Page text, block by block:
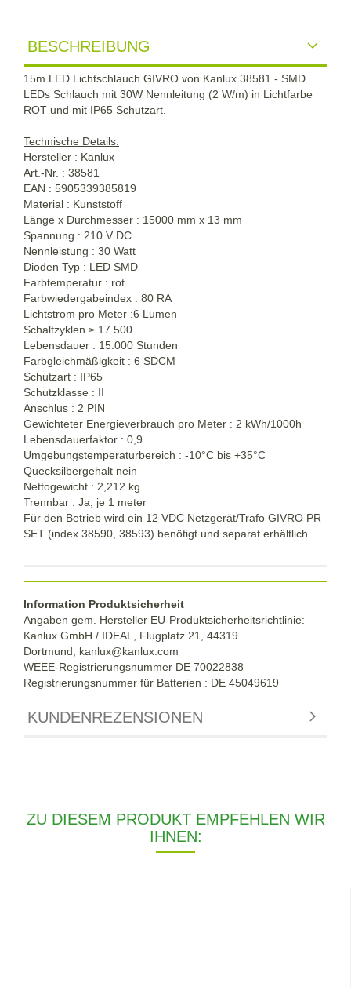
BESCHREIBUNG
15m LED Lichtschlauch GIVRO von Kanlux 38581 - SMD
LEDs Schlauch mit 30W Nennleitung (2 W/m) in Lichtfarbe
ROT und mit IP65 Schutzart.
Technische Details:
Hersteller : Kanlux
Art.-Nr. : 38581
EAN : 5905339385819
Material : Kunststoff
Länge x Durchmesser : 15000 mm x 13 mm
Spannung : 210 V DC
Nennleistung : 30 Watt
Dioden Typ : LED SMD
Farbtemperatur : rot
Farbwiedergabeindex : 80 RA
Lichtstrom pro Meter :6 Lumen
Schaltzyklen ≥ 17.500
Lebensdauer : 15.000 Stunden
Farbgleichmäßigkeit : 6 SDCM
Schutzart : IP65
Schutzklasse : II
Anschlus : 2 PIN
Gewichteter Energieverbrauch pro Meter : 2 kWh/1000h
Lebensdauerfaktor : 0,9
Umgebungstemperaturbereich : -10°C bis +35°C
Quecksilbergehalt nein
Nettogewicht : 2,212 kg
Trennbar : Ja, je 1 meter
Für den Betrieb wird ein 12 VDC Netzgerät/Trafo GIVRO PR
SET (index 38590, 38593) benötigt und separat erhältlich.
Information Produktsicherheit
Angaben gem. Hersteller EU-Produktsicherheitsrichtlinie:
Kanlux GmbH / IDEAL, Flugplatz 21, 44319
Dortmund, kanlux@kanlux.com
WEEE-Registrierungsnummer DE 70022838
Registrierungsnummer für Batterien : DE 45049619
KUNDENREZENSIONEN
ZU DIESEM PRODUKT EMPFEHLEN WIR
IHNEN: